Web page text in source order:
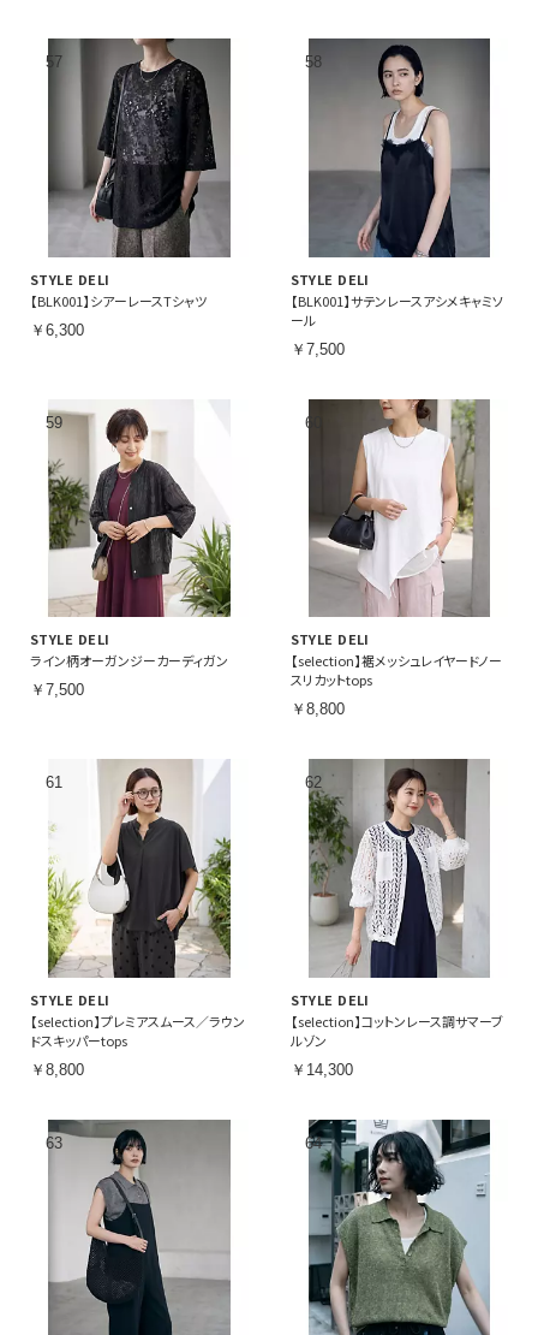
STYLE DELI
【BLK001】シアーレースTシャツ
￥6,300
STYLE DELI
【BLK001】サテンレースアシメキャミソ
ール
￥7,500
STYLE DELI
ライン柄オーガンジーカーディガン
￥7,500
STYLE DELI
【selection】裾メッシュレイヤードノー
スリカットtops
￥8,800
STYLE DELI
【selection】プレミアスムース／ラウン
ドスキッパーtops
￥8,800
STYLE DELI
【selection】コットンレース調サマーブ
ルゾン
￥14,300